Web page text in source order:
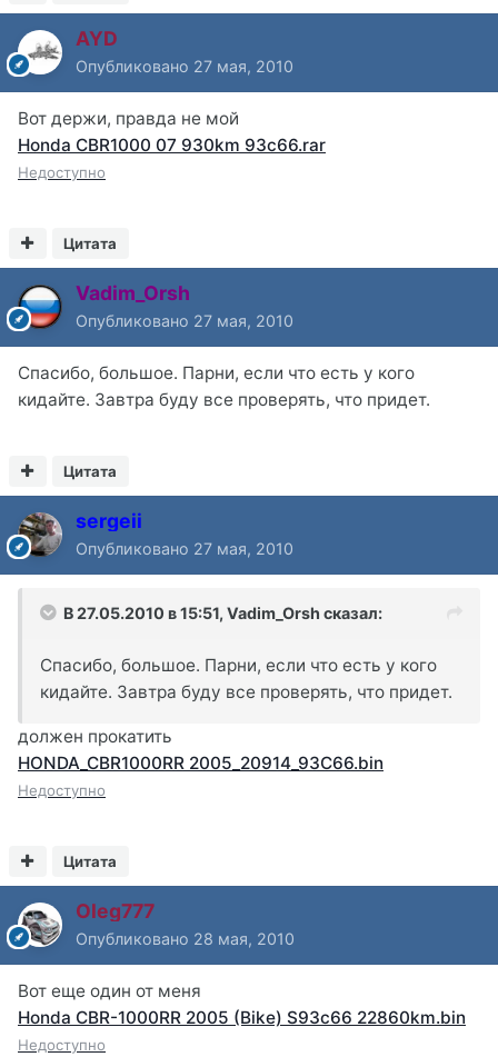
AYD
Опубликовано 27 мая, 2010
Вот держи, правда не мой
Honda CBR1000 07 930km 93c66.rar
Недоступно
Цитата
Vadim_Orsh
Опубликовано 27 мая, 2010
Спасибо, большое. Парни, если что есть у кого
кидайте. Завтра буду все проверять, что придет.
Цитата
sergeii
Опубликовано 27 мая, 2010
В 27.05.2010 в 15:51, Vadim_Orsh сказал:
Спасибо, большое. Парни, если что есть у кого
кидайте. Завтра буду все проверять, что придет.
должен прокатить
HONDA_CBR1000RR 2005_20914_93C66.bin
Недоступно
Цитата
Oleg777
Опубликовано 28 мая, 2010
Вот еще один от меня
Honda CBR-1000RR 2005 (Bike) S93c66 22860km.bin
Недоступно